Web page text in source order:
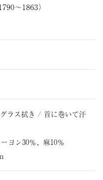
～1863）
ラス拭き / 首に巻いて汗
ン30％、麻10％